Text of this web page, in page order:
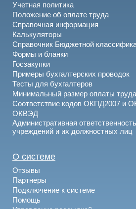
Учетная политика
Положение об оплате труда
Справочная информация
Калькуляторы
Справочник Бюджетной
Формы и бланки
Госзакупки
Примеры бухгалтерских проводок
Тесты для бухгалтеров
Минимальный размер оплаты труда
Соответствие кодов ОКПД2007 и
ОКВЭД
Административная
учреждений и их должностных лиц
О системе
Отзывы
Партнеры
Подключение к системе
Помощь